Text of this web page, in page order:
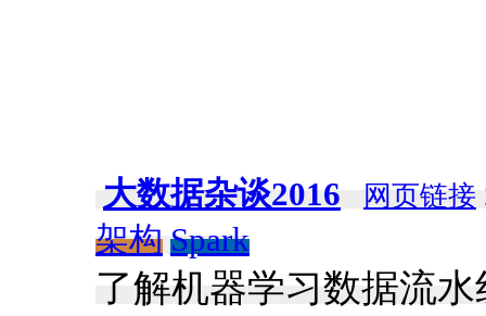
大数据杂谈2016 网页链接
架构 Spark
了解机器学习数据流水